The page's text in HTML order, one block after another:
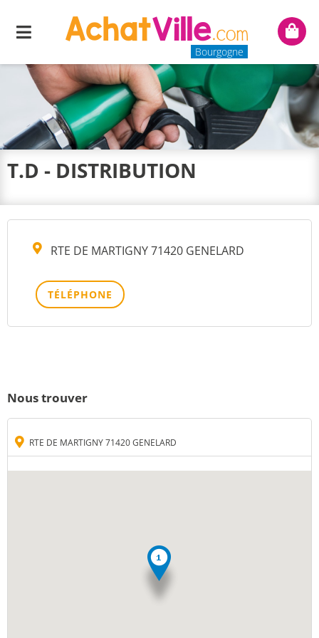
Menu
Bourgogne
Mon
T.D - DISTRIBUTION
RTE DE MARTIGNY 71420 GENELARD
TÉLÉPHONE
Nous trouver
RTE DE MARTIGNY 71420 GENELARD